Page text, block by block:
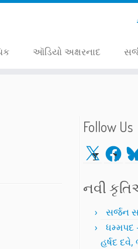
ઑડિયો અક્ષરનાદ
Follow Us
X
નવી
સર્જન
હર્ષદ દવે,